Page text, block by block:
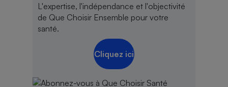
L'expertise, l'indépendance et l'objectivité
de Que Choisir Ensemble pour votre
santé.
Cliquez ici